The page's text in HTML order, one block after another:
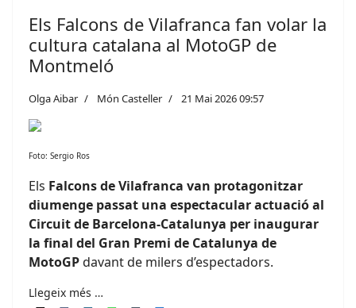
Els Falcons de Vilafranca fan volar la
cultura catalana al MotoGP de
Montmeló
Olga Aibar Món Casteller 21 Mai 2026 09:57
Foto: Sergio Ros
Els Falcons de Vilafranca van protagonitzar
diumenge passat una espectacular actuació al
Circuit de Barcelona-Catalunya per inaugurar
la final del Gran Premi de Catalunya de
MotoGPdavant de milers d’espectadors.
Llegeix més …